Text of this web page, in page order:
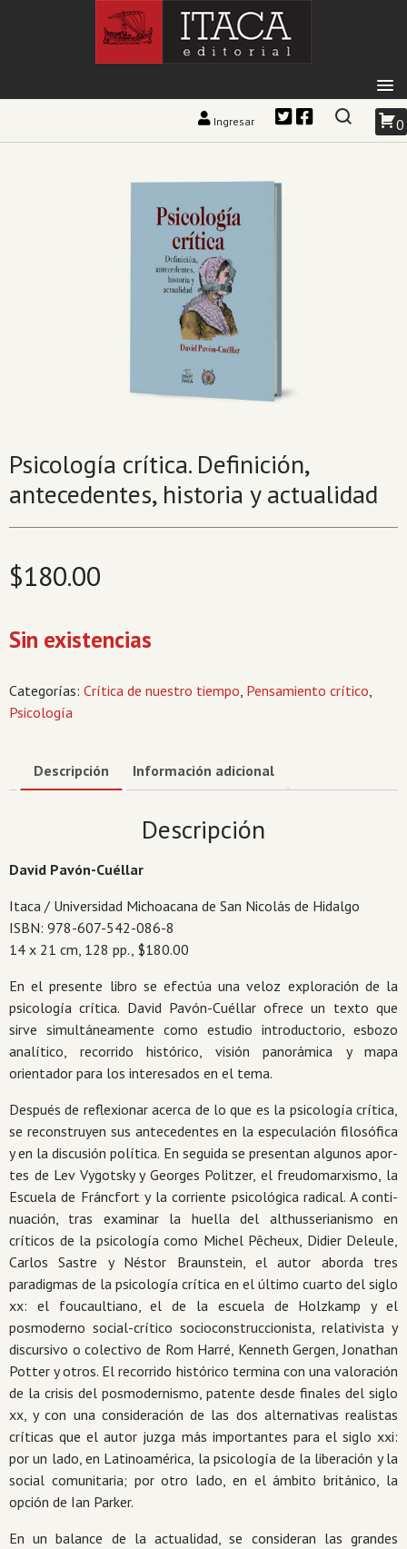
Ingresar 0
Psicología crítica. Definición,
antecedentes, historia y actualidad
$180.00
Sin existencias
Categorías: Crítica de nuestro tiempo, Pensamiento crítico,
Psicología
Descripción Información adicional
Descripción
David Pavón-Cuéllar
Itaca / Universidad Michoacana de San Nicolás de Hidalgo
ISBN: 978-607-542-086-8
14 x 21 cm, 128 pp., $180.00
En el presente libro se efectúa una veloz exploración de la
psicología crítica. David Pavón-Cuéllar ofrece un texto que
sirve simultáneamente como estudio introductorio, esbozo
analítico, recorrido histórico, visión panorámica y mapa
orientador para los interesados en el tema.
Después de reflexionar acerca de lo que es la psicología críti­ca,
se reconstruyen sus antecedentes en la especulación filosófica
y en la discusión política. En seguida se presentan algunos apor­
tes de Lev Vygotsky y Georges Politzer, el freudomarxismo, la
Escuela de Fráncfort y la corriente psicológica radical. A conti­
nuación, tras examinar la huella del althusserianismo en
críticos de la psicología como Michel Pêcheux, Didier Deleule,
Carlos Sastre y Néstor Braunstein, el autor aborda tres
paradigmas de la psicología crítica en el último cuarto del siglo
xx: el foucaul­tiano, el de la escuela de Holzkamp y el
posmoderno social-crí­tico socioconstruccionista, relativista y
discursivo o colectivo de Rom Harré, Kenneth Gergen, Jonathan
Potter y otros. El recorrido histórico termina con una valoración
de la crisis del posmodernismo, patente desde finales del siglo
xx, y con una consideración de las dos alternativas realistas
críticas que el au­tor juzga más importantes para el siglo xxi:
por un lado, en La­tinoamérica, la psicología de la liberación y la
social comunitaria; por otro lado, en el ámbito británico, la
opción de Ian Parker.
En un balance de la actualidad, se consideran las grandes